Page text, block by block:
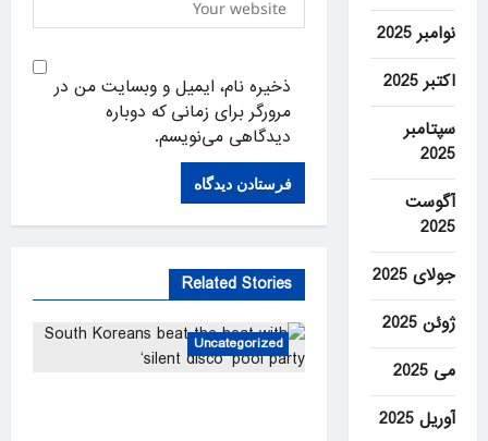
ذخیره نام، ایمیل و وبسایت من در
مرورگر برای زمانی که دوباره
دیدگاهی می‌نویسم.
Related Stories
Uncategorized
نوامبر 2025
اکتبر 2025
سپتامبر
2025
آگوست
2025
جولای 2025
ژوئن 2025
می 2025
آوریل 2025